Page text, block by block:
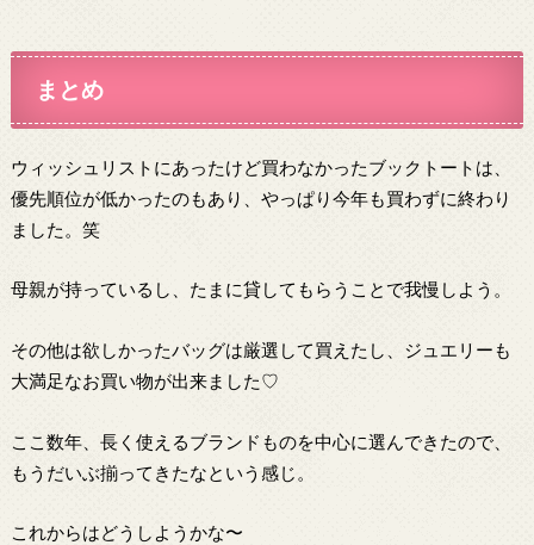
まとめ
ウィッシュリストにあったけど買わなかったブックトートは、
優先順位が低かったのもあり、やっぱり今年も買わずに終わり
ました。笑
母親が持っているし、たまに貸してもらうことで我慢しよう。
その他は欲しかったバッグは厳選して買えたし、ジュエリーも
大満足なお買い物が出来ました♡
ここ数年、長く使えるブランドものを中心に選んできたので、
もうだいぶ揃ってきたなという感じ。
これからはどうしようかな〜